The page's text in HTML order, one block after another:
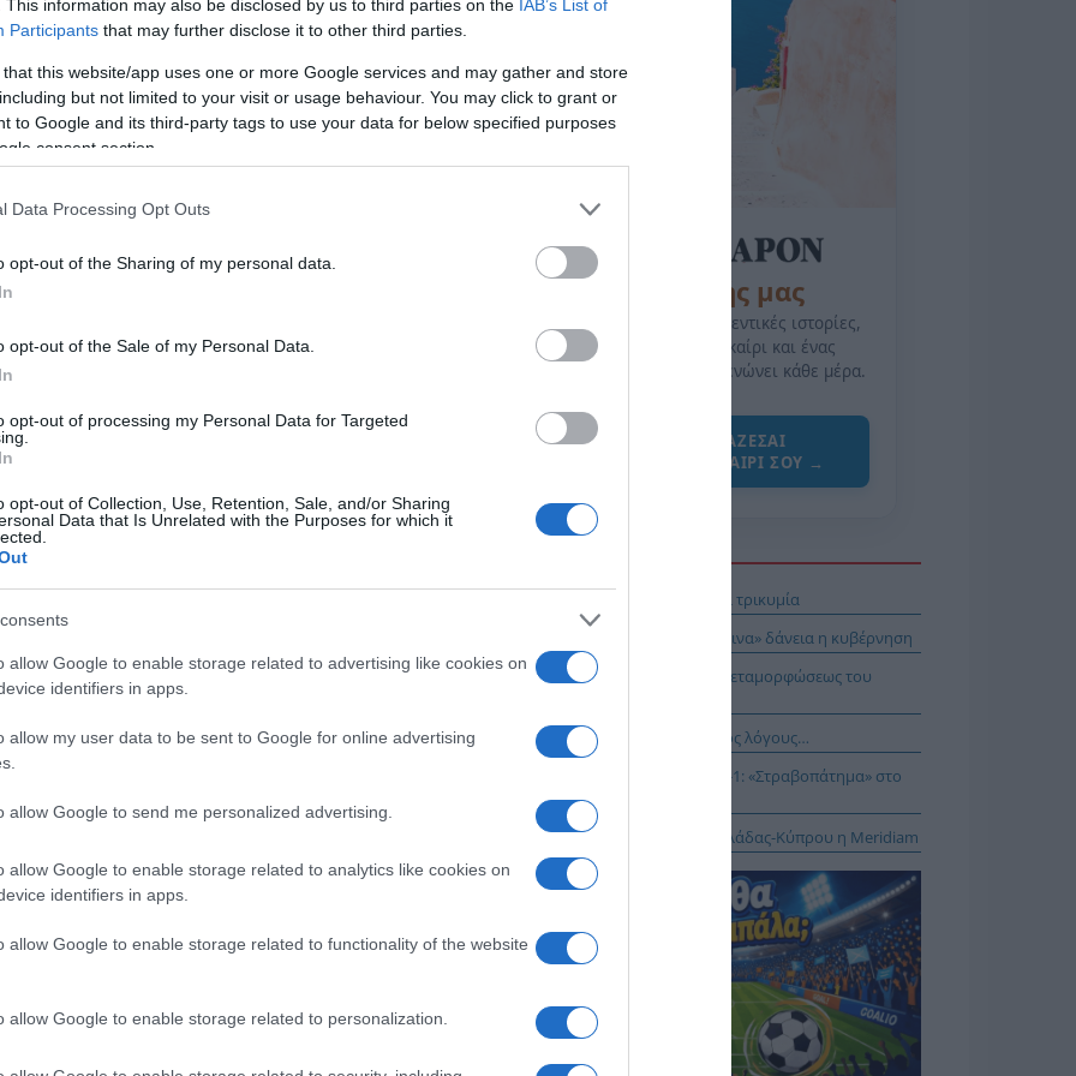
This information may also be disclosed by us to third parties on the IAB’s List of
Participants that may further disclose it to other third parties.
that this website/app uses one or more Google services and may gather and store
but not limited to your visit or usage behaviour. You may click to grant or
to Google and its third-party tags to use your data for below specified purposes
consent section.
Data Processing Opt Outs
opt-out of the Sharing of my personal data.
opt-out of the Sale of my Personal Data.
opt-out of processing my Personal Data for Targeted
opt-out of Collection, Use, Retention, Sale, and/or Sharing
Data that Is Unrelated with the Purposes for which it
allow Google to enable storage related to advertising like cookies on
identifiers in apps.
allow my user data to be sent to Google for online advertising
allow Google to send me personalized advertising.
allow Google to enable storage related to analytics like cookies on
identifiers in apps.
allow Google to enable storage related to functionality of the website
allow Google to enable storage related to personalization.
Παναθηναϊκός – ΤΣΣΚΑ 1948 LIVE: Η
της Ζωής μας
Οι άνθρωποι, οι αυθεντικές ιστορίες,
το ελληνικό καλοκαίρι και ένας
πολιτισμός που μας ενώνει κάθε μέρα.
ΌΣΑ ΧΡΕΙΆΖΕΣΑΙ
ΓΙΑ ΤΟ ΚΑΛΟΚΑΊΡΙ ΣΟΥ →
ΝΔ: Απ’ έξω νηνεμία και… μέσα τρικυμία
Χάνει το στοίχημα με τα «κόκκινα» δάνεια η κυβέρνηση
LIVE: Η Θεία Λειτουργία της Μεταμορφώσεως του
Ξύπνησαν, αλλά για τους λάθος λόγους…
Παναθηναϊκός – ΤΣΣΚΑ 1948 1-1: «Στραβοπάτημα» στο
ΟΑΚΑ
GSI: Στο έργο διασύνδεσης Ελλάδας-Κύπρου η Meridiam